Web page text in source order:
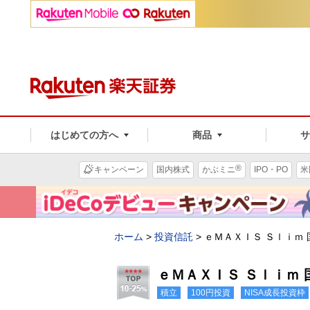
はじめての方へ 商品
キャンペーン 国内株式 かぶミニ® IPO・PO
ホーム > 投資信託 > ｅＭＡＸＩＳ Ｓｌｉｍ
ｅＭＡＸＩＳ Ｓｌｉｍ
積立 100円投資 NISA成長投資枠